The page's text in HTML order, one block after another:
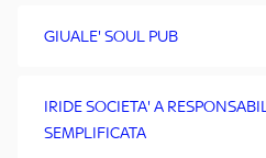
GIUALE' SOUL PUB
IRIDE SOCIETA' A
SEMPLIFICATA